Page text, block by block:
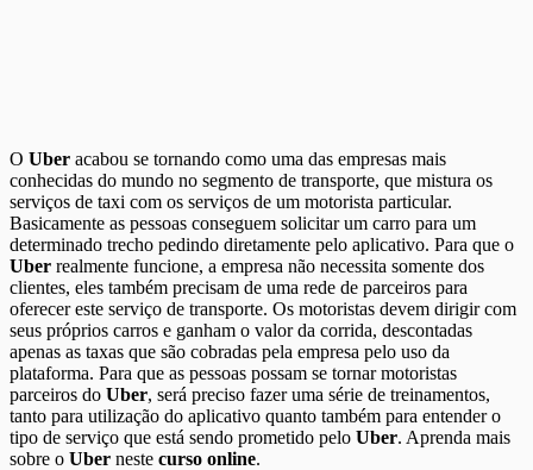
O Uber acabou se tornando como uma das empresas mais
conhecidas do mundo no segmento de transporte, que mistura os
serviços de taxi com os serviços de um motorista particular.
Basicamente as pessoas conseguem solicitar um carro para um
determinado trecho pedindo diretamente pelo aplicativo. Para que o
Uber realmente funcione, a empresa não necessita somente dos
clientes, eles também precisam de uma rede de parceiros para
oferecer este serviço de transporte. Os motoristas devem dirigir com
seus próprios carros e ganham o valor da corrida, descontadas
apenas as taxas que são cobradas pela empresa pelo uso da
plataforma. Para que as pessoas possam se tornar motoristas
parceiros do Uber, será preciso fazer uma série de treinamentos,
tanto para utilização do aplicativo quanto também para entender o
tipo de serviço que está sendo prometido pelo Uber. Aprenda mais
sobre o Uber neste curso online.